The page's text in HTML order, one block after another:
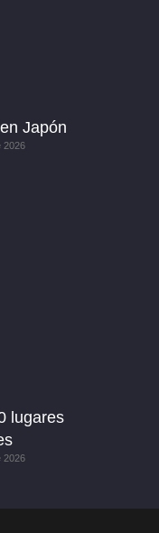
Japón
2026
lugares
2026